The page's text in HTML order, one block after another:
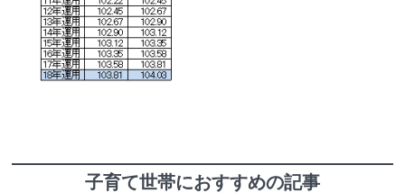
子育て世帯におすすめの記事